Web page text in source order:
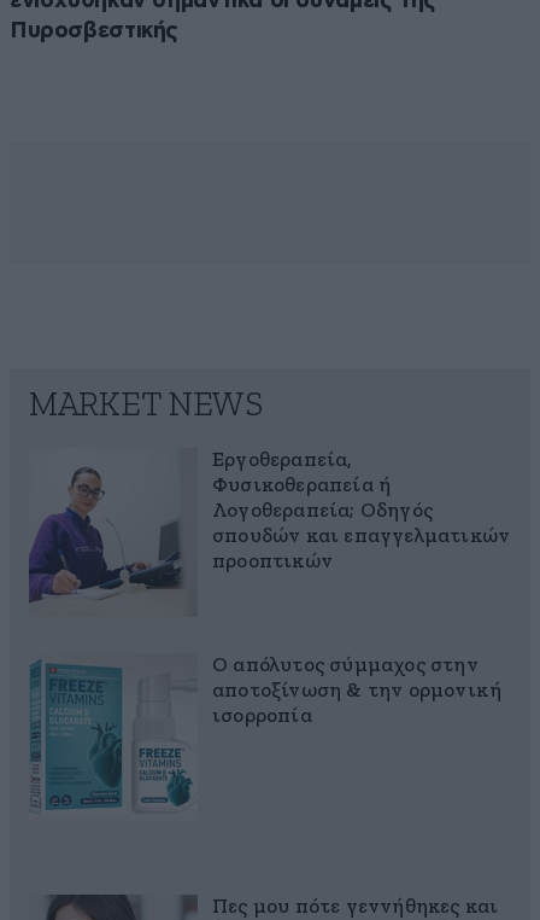
Πυροσβεστικής
MARKET NEWS
Εργοθεραπεία,
Φυσικοθεραπεία ή
Λογοθεραπεία; Οδηγός
σπουδών και επαγγελματικών
προοπτικών
Ο απόλυτος σύμμαχος στην
αποτοξίνωση & την ορμονική
ισορροπία
Πες μου πότε γεννήθηκες και